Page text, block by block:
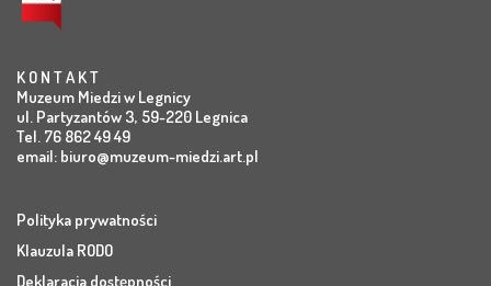
K O N T A K T
Muzeum Miedzi w Legnicy
ul. Partyzantów 3, 59-220 Legnica
Tel. 76 862 49 49
email: biuro@muzeum-miedzi.art.pl
Polityka prywatności
Klauzula RODO
Deklaracja dostępności